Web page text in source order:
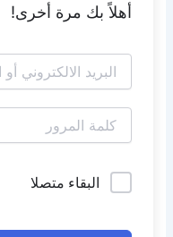
أهلاً بك مرة أخرى!
البقاء متصلا